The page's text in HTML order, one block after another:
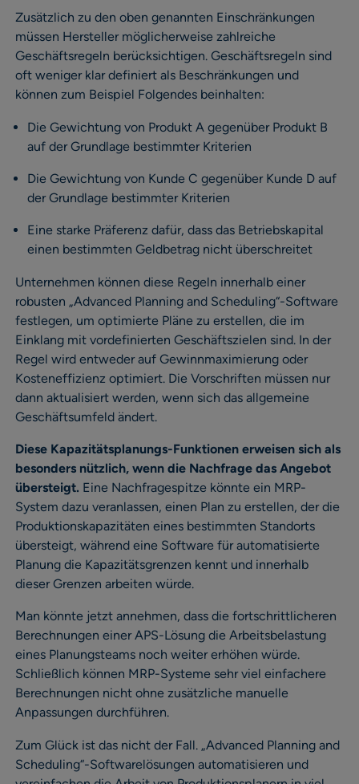
Zusätzlich zu den oben genannten Einschränkungen
müssen Hersteller möglicherweise zahlreiche
Geschäftsregeln berücksichtigen. Geschäftsregeln sind
oft weniger klar definiert als Beschränkungen und
können zum Beispiel Folgendes beinhalten:
Die Gewichtung von Produkt A gegenüber Produkt B
auf der Grundlage bestimmter Kriterien
Die Gewichtung von Kunde C gegenüber Kunde D auf
der Grundlage bestimmter Kriterien
Eine starke Präferenz dafür, dass das Betriebskapital
einen bestimmten Geldbetrag nicht überschreitet
Unternehmen können diese Regeln innerhalb einer
robusten „Advanced Planning and Scheduling“-Software
festlegen, um optimierte Pläne zu erstellen, die im
Einklang mit vordefinierten Geschäftszielen sind. In der
Regel wird entweder auf Gewinnmaximierung oder
Kosteneffizienz optimiert. Die Vorschriften müssen nur
dann aktualisiert werden, wenn sich das allgemeine
Geschäftsumfeld ändert.
Diese Kapazitätsplanungs-Funktionen erweisen sich als
besonders nützlich, wenn die Nachfrage das Angebot
übersteigt. Eine Nachfragespitze könnte ein MRP-
System dazu veranlassen, einen Plan zu erstellen, der die
Produktionskapazitäten eines bestimmten Standorts
übersteigt, während eine Software für automatisierte
Planung die Kapazitätsgrenzen kennt und innerhalb
dieser Grenzen arbeiten würde.
Man könnte jetzt annehmen, dass die fortschrittlicheren
Berechnungen einer APS-Lösung die Arbeitsbelastung
eines Planungsteams noch weiter erhöhen würde.
Schließlich können MRP-Systeme sehr viel einfachere
Berechnungen nicht ohne zusätzliche manuelle
Anpassungen durchführen.
Zum Glück ist das nicht der Fall. „Advanced Planning and
Scheduling“-Softwarelösungen automatisieren und